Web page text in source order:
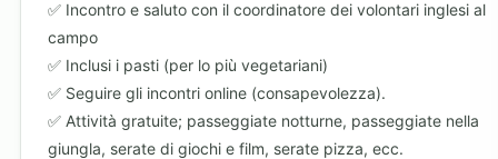
Incontro e saluto con il coordinatore dei volontari inglesi al
campo
Inclusi i pasti (per lo più vegetariani)
Seguire gli incontri online (consapevolezza).
Attività gratuite; passeggiate notturne, passeggiate nella
giungla, serate di giochi e film, serate pizza, ecc.